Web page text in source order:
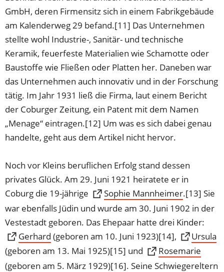
GmbH, deren Firmensitz sich in einem Fabrikgebäude
am Kalenderweg 29 befand.[11] Das Unternehmen
stellte wohl Industrie-, Sanitär- und technische
Keramik, feuerfeste Materialien wie Schamotte oder
Baustoffe wie Fließen oder Platten her. Daneben war
das Unternehmen auch innovativ und in der Forschung
tätig. Im Jahr 1931 ließ die Firma, laut einem Bericht
der Coburger Zeitung, ein Patent mit dem Namen
„Menage“ eintragen.[12] Um was es sich dabei genau
handelte, geht aus dem Artikel nicht hervor.
Noch vor Kleins beruflichen Erfolg stand dessen
privates Glück. Am 29. Juni 1921 heiratete er in
Coburg die 19-jährige
Sophie Mannheimer
(Öffnet
in
einem
neuen
Tab)
.[13] Sie
war ebenfalls Jüdin und wurde am 30. Juni 1902 in der
Vestestadt geboren. Das Ehepaar hatte drei Kinder:
Gerhard
(Öffnet
in
einem
(geboren am 10. Juni 1923)[14], Ursula
(Öffnet
in
einem
(geboren am 13. Mai 1925)[15] und Rosemarie
(Öffnet
in
(geboren am 5. März 1929)[16]. Seine Schwiegereltern